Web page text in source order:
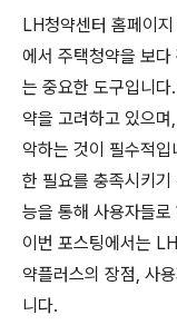
LH청약센터 홈페이
에서 주택청약을 보
는 중요한 도구입니
약을 고려하고 있으
악하는 것이 필수적
한 필요를 충족시키기
능을 통해 사용자들
이번 포스팅에서는
약플러스의 장점, 사
니다.